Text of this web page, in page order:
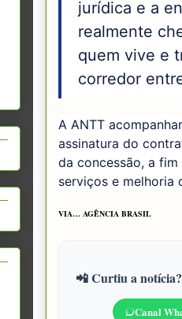
jurídica e a
realmente
quem vive e
corredor
A ANTT
assinatura do
da concessão, a
serviços e melhoria
VIA… AGÊNCIA BRASIL
📲 Curtiu a
Canal